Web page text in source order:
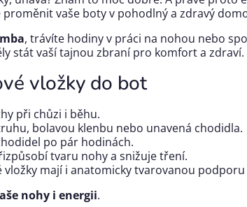
vaše boty v pohodlný a zdravý
, trávíte hodiny v práci na nohou nebo
stát vaší tajnou zbraní pro komfort a zdraví.
vložky do bot
při chůzi i běhu.
bolavou klenbu nebo unavená chodidla.
po pár hodinách.
tvaru nohy a snižuje tření.
vložky mají i anatomicky tvarovanou podporu
nohy i energii.